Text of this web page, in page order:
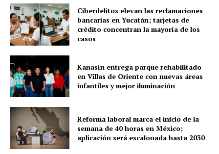
Menú
Yucatán
Sociedad y Negocios
Policíacas
Deportes
Política
Municipios
Ciberdelitos elevan las reclamaciones
bancarias en Yucatán; tarjetas de
crédito concentran la mayoría de los
casos
Kanasín entrega parque rehabilitado
en Villas de Oriente con nuevas áreas
infantiles y mejor iluminación
Reforma laboral marca el inicio de la
semana de 40 horas en México;
aplicación será escalonada hasta 2030